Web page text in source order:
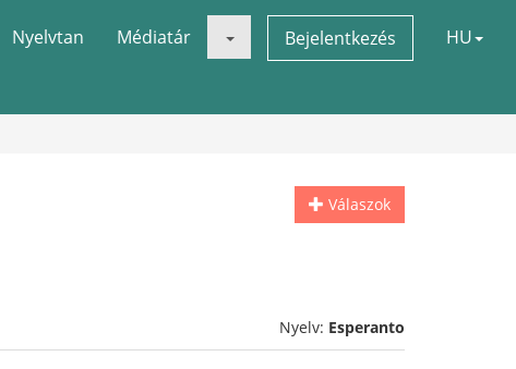
Nyelvtan Médiatár Bejelentkezés HU
Válaszok
Nyelv: Esperanto